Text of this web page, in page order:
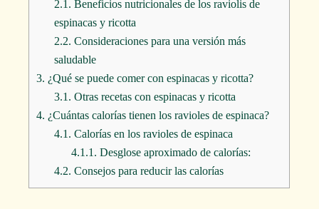
2.1. Beneficios nutricionales de los raviolis de
espinacas y ricotta
2.2. Consideraciones para una versión más
saludable
3. ¿Qué se puede comer con espinacas y ricotta?
3.1. Otras recetas con espinacas y ricotta
4. ¿Cuántas calorías tienen los ravioles de espinaca?
4.1. Calorías en los ravioles de espinaca
4.1.1. Desglose aproximado de calorías:
4.2. Consejos para reducir las calorías